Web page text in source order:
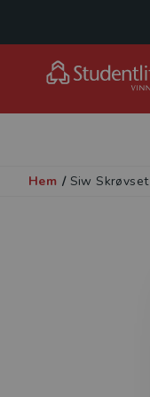
Hem / Siw Skrøvset